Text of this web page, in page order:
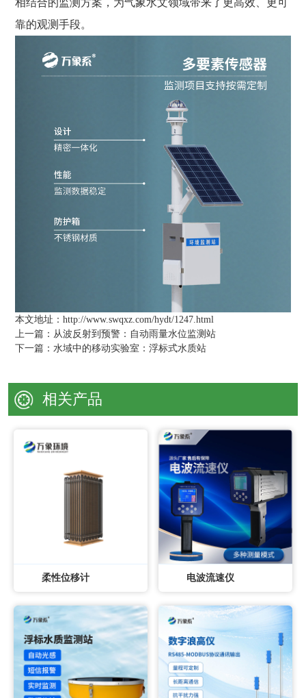
相结合的监测方案，为气象水文领域带来了更高效、更可
靠的观测手段。
本文地址：http://www.swqxz.com/hydt/1247.html
上一篇： 从波反射到预警：自动雨量水位监测站
下一篇： 水域中的移动实验室：浮标式水质站
相关产品
柔性位移计 电波流速仪